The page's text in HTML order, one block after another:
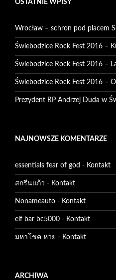
OSTATNIE WPISY
Wrocław – schron pod placem
Świebodzice Rock Fest 2016 –
Świebodzice Rock Fest 2016 –
Świebodzice Rock Fest 2016 –
Prezydent RP Andrzej Duda w
NAJNOWSZE KOMENTARZE
essentials fear of god - Kontakt
สกรีนแก้ว - Kontakt
Nonameauto - Kontakt
elf bar bc5000 - Kontakt
มหาโชค หวย - Kontakt
ARCHIWA